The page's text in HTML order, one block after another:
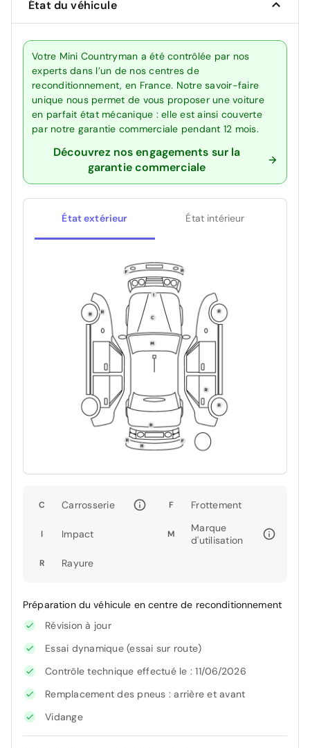
État du véhicule
Votre Mini Countryman a été contrôlée par nos
experts dans l’un de nos centres de
reconditionnement, en France. Notre savoir-faire
unique nous permet de vous proposer une voiture
en parfait état mécanique : elle est ainsi couverte
par notre garantie commerciale pendant 12 mois.
Découvrez nos engagements sur la
garantie commerciale
État extérieur État intérieur
C Carrosserie F Frottement
I Impact M
Marque
d'utilisation
R Rayure
Préparation du véhicule en centre de reconditionnement
Révision à jour
Essai dynamique (essai sur route)
Contrôle technique effectué le : 11/06/2026
Remplacement des pneus : arrière et avant
Vidange